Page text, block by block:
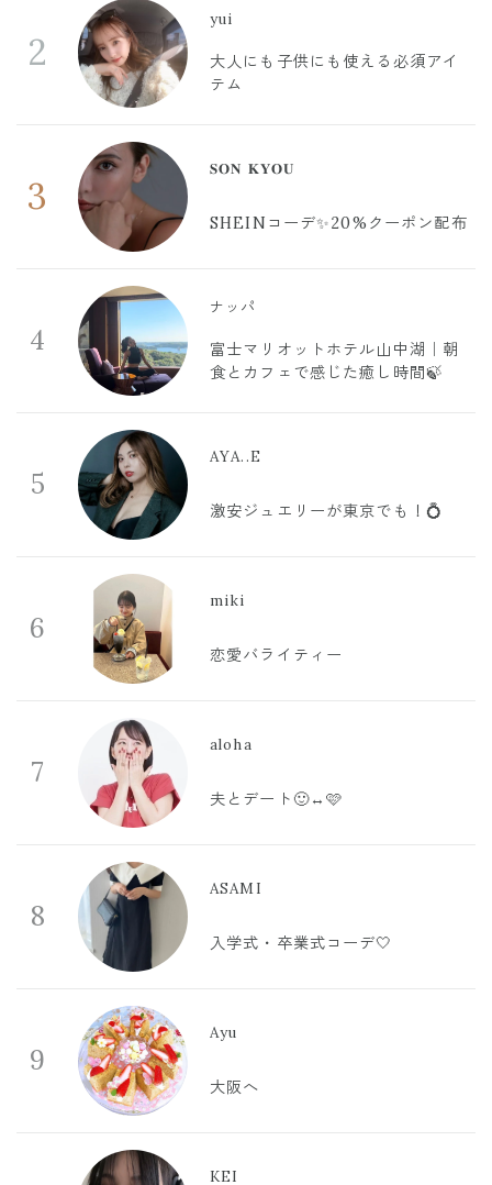
2
yui
大人にも子供にも使える必須アイ
テム
3
𝐒𝐎𝐍 𝐊𝐘𝐎𝐔
SHEINコーデ✨20%クーポン配布
4
ナッパ
富士マリオットホテル山中湖｜朝
食とカフェで感じた癒し時間🍃
5
AYA..E
激安ジュエリーが東京でも！💍
6
miki
恋愛バライティー
7
aloha
夫とデート🙂‍↔️🩷
8
ASAMI
入学式・卒業式コーデ🤍
9
Ayu
大阪へ
KEI